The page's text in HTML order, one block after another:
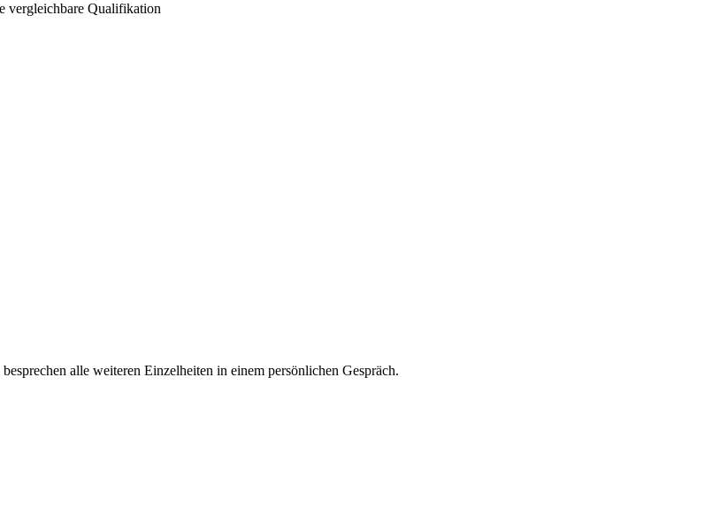
vergleichbare Qualifikation
alle weiteren Einzelheiten in einem persönlichen Gespräch.